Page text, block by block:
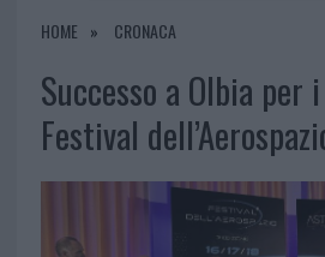
HOME CRONACA
Successo a Olbia
Festival